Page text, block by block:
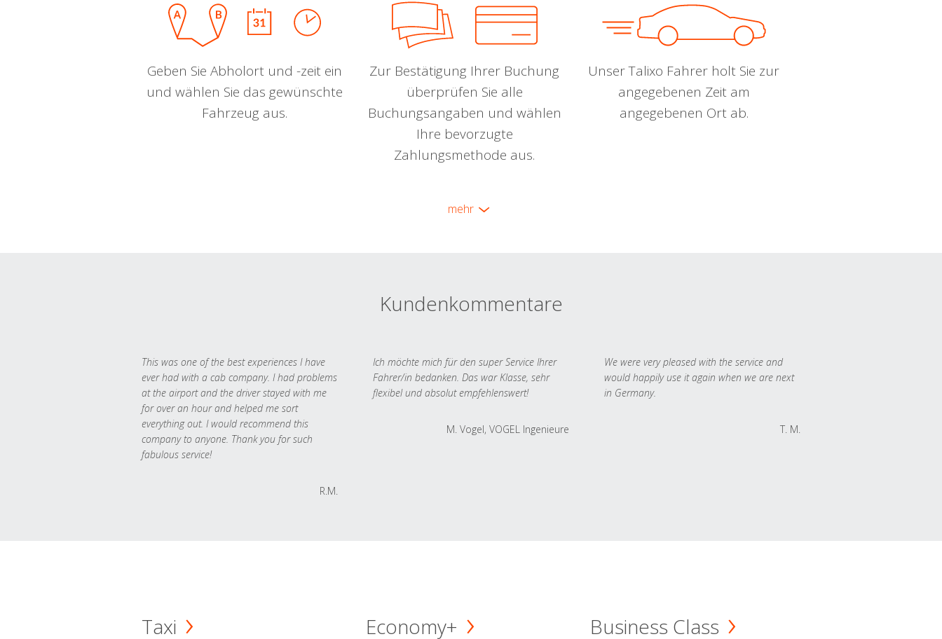
Geben Sie Abholort und -zeit ein
und wählen Sie das gewünschte
Fahrzeug aus.
Zur Bestätigung Ihrer Buchung
überprüfen Sie alle
Buchungsangaben und wählen
Ihre bevorzugte
Zahlungsmethode aus.
Unser Talixo Fahrer holt Sie zur
angegebenen Zeit am
angegebenen Ort ab.
mehr
Kundenkommentare
This was one of the best experiences I have
ever had with a cab company. I had problems
at the airport and the driver stayed with me
for over an hour and helped me sort
everything out. I would recommend this
company to anyone. Thank you for such
fabulous service!
R.M.
Ich möchte mich für den super Service Ihrer
Fahrer/in bedanken. Das war Klasse, sehr
flexibel und absolut empfehlenswert!
M. Vogel, VOGEL Ingenieure
We were very pleased with the service and
would happily use it again when we are next
in Germany.
T. M.
Taxi Economy+ Business Class